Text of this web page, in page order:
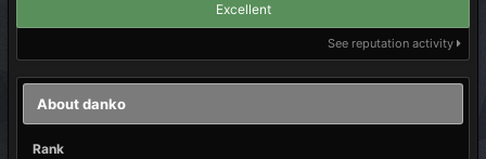
Excellent
See reputation activity
About danko
Rank